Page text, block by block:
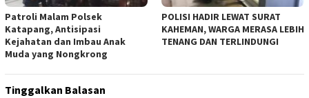
‎Patroli Malam Polsek
Katapang, Antisipasi
Kejahatan dan Imbau Anak
Muda yang Nongkrong
‎POLISI HADIR LEWAT SURAT
KAHEMAN, WARGA MERASA LEBIH
TENANG DAN TERLINDUNGI
Tinggalkan Balasan